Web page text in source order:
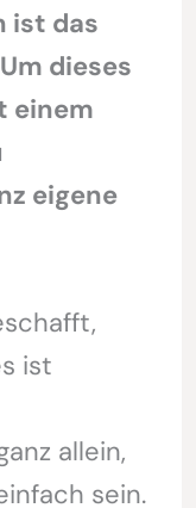
ist das
dieses
einem
eigene
ist
allein,
sein.